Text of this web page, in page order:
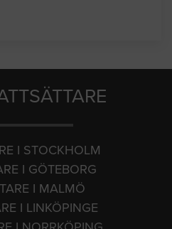
I STOCKHOLM
I GÖTEBORG
I MALMÖ
I LINKÖPINGE